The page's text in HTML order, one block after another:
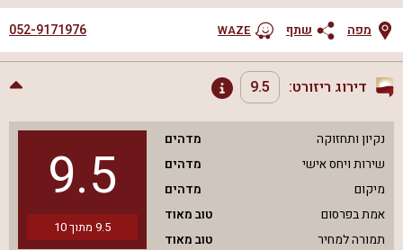
מפה שתף WAZE
052-9171976
דירוג ריזורט: 9.5
נקיון ותחזוקה
מדהים
שירות ויחס אישי
מדהים
מיקום
מדהים
אמת בפרסום
טוב מאוד
תמורה למחיר
טוב מאוד
9.5
9.5 מתוך10